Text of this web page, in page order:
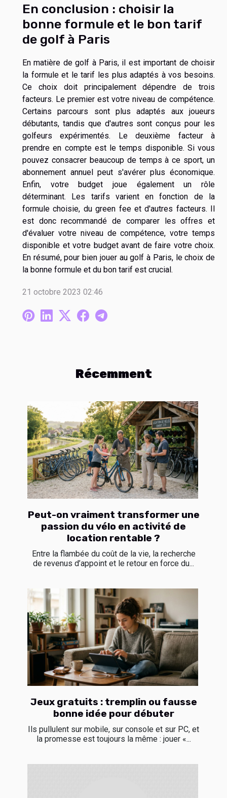
Récemment
Peut-on vraiment transformer une
passion du vélo en activité de
location rentable ?
Entre la flambée du coût de la vie, la recherche
de revenus d’appoint et le retour en force du...
Jeux gratuits : tremplin ou fausse
bonne idée pour débuter
Ils pullulent sur mobile, sur console et sur PC, et
la promesse est toujours la même : jouer «...
En conclusion : choisir la
bonne formule et le bon tarif
de golf à Paris
En matière de golf à Paris, il est important de choisir
la formule et le tarif les plus adaptés à vos besoins.
Ce choix doit principalement dépendre de trois
facteurs. Le premier est votre niveau de compétence.
Certains parcours sont plus adaptés aux joueurs
débutants, tandis que d'autres sont conçus pour les
golfeurs expérimentés. Le deuxième facteur à
prendre en compte est le temps disponible. Si vous
pouvez consacrer beaucoup de temps à ce sport, un
abonnement annuel peut s'avérer plus économique.
Enfin, votre budget joue également un rôle
déterminant. Les tarifs varient en fonction de la
formule choisie, du green fee et d'autres facteurs. Il
est donc recommandé de comparer les offres et
d'évaluer votre niveau de compétence, votre temps
disponible et votre budget avant de faire votre choix.
En résumé, pour bien jouer au golf à Paris, le choix de
la bonne formule et du bon tarif est crucial.
21 octobre 2023 02:46